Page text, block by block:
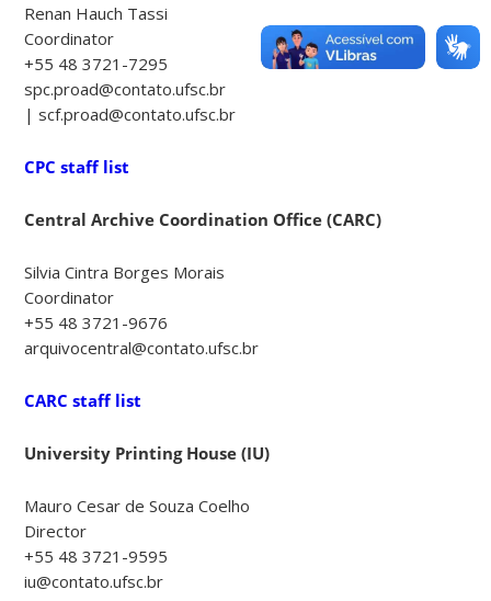
Renan Hauch Tassi
Coordinator
+55 48 3721-7295
spc.proad@contato.ufsc.br
| scf.proad@contato.ufsc.br
CPC staff list
Central Archive Coordination Office (CARC)
Silvia Cintra Borges Morais
Coordinator
+55 48 3721-9676
arquivocentral@contato.ufsc.br
CARC staff list
University Printing House (IU)
Mauro Cesar de Souza Coelho
Director
+55 48 3721-9595
iu@contato.ufsc.br